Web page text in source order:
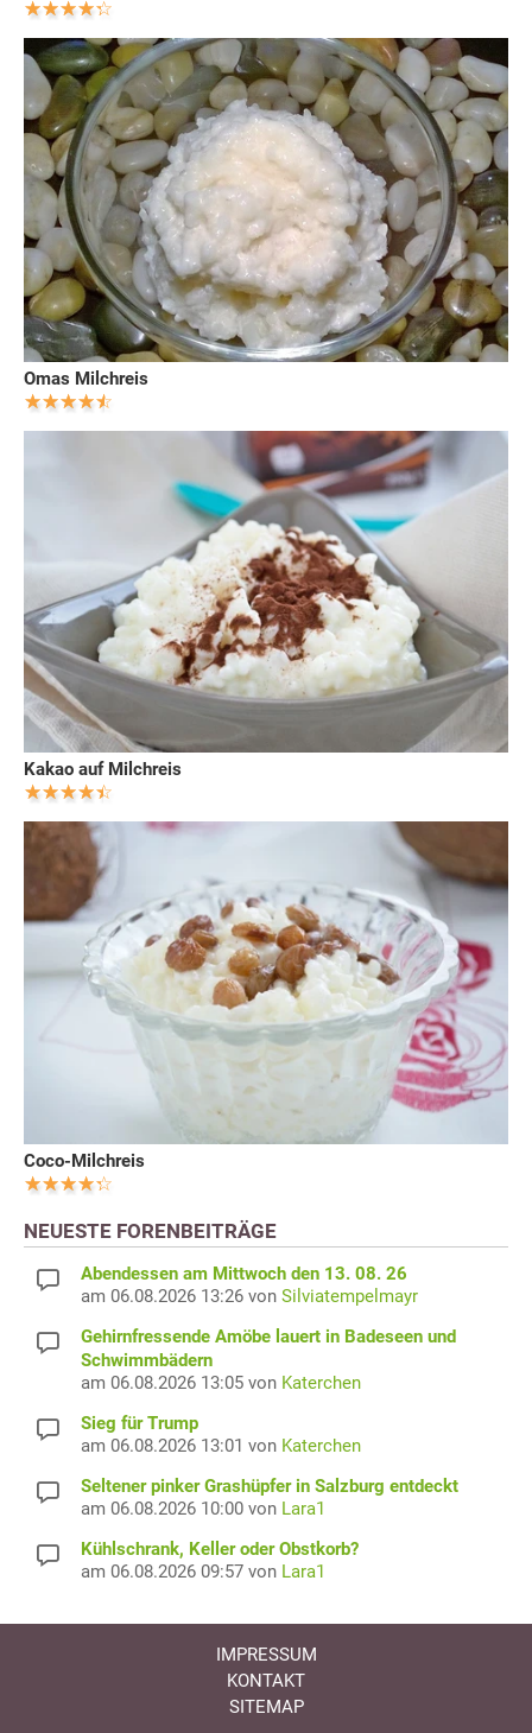
Omas Milchreis
Kakao auf Milchreis
Coco-Milchreis
NEUESTE FORENBEITRÄGE
Abendessen am Mittwoch den 13. 08. 26
am 06.08.2026 13:26 von Silviatempelmayr
Gehirnfressende Amöbe lauert in Badeseen und
Schwimmbädern
am 06.08.2026 13:05 von Katerchen
Sieg für Trump
am 06.08.2026 13:01 von Katerchen
Seltener pinker Grashüpfer in Salzburg entdeckt
am 06.08.2026 10:00 von Lara1
Kühlschrank, Keller oder Obstkorb?
am 06.08.2026 09:57 von Lara1
IMPRESSUM
KONTAKT
SITEMAP